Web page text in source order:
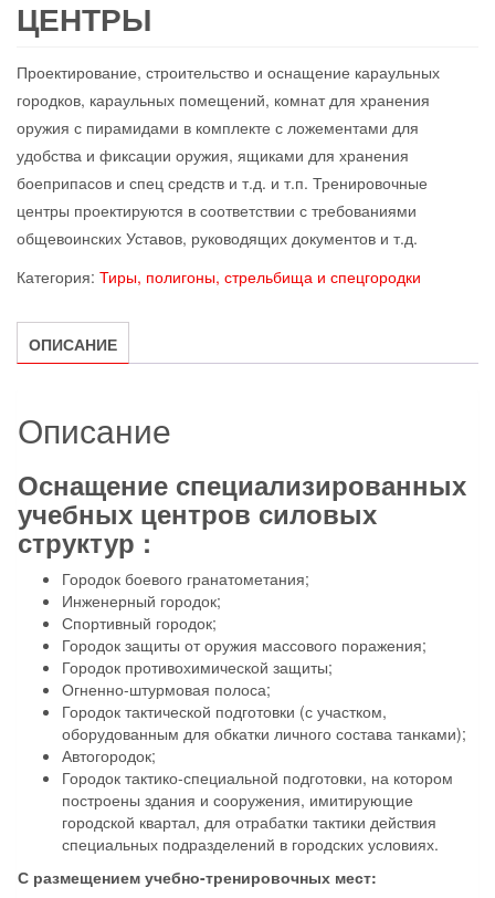
ЦЕНТРЫ
Проектирование, строительство и оснащение караульных
городков, караульных помещений, комнат для хранения
оружия с пирамидами в комплекте с ложементами для
удобства и фиксации оружия, ящиками для хранения
боеприпасов и спец средств и т.д. и т.п. Тренировочные
центры проектируются в соответствии с требованиями
общевоинских Уставов, руководящих документов и т.д.
Категория: Тиры, полигоны, стрельбища и спецгородки
ОПИСАНИЕ
Описание
Оснащение специализированных
учебных центров силовых
структур :
Городок боевого гранатометания;
Инженерный городок;
Спортивный городок;
Городок защиты от оружия массового поражения;
Городок противохимической защиты;
Огненно-штурмовая полоса;
Городок тактической подготовки (с участком,
оборудованным для обкатки личного состава танками);
Автогородок;
Городок тактико-специальной подготовки, на котором
построены здания и сооружения, имитирующие
городской квартал, для отрабатки тактики действия
специальных подразделений в городских условиях.
С размещением учебно-тренировочных мест: